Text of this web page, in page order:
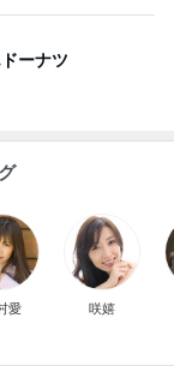
ーナツ
愛 咲嬉